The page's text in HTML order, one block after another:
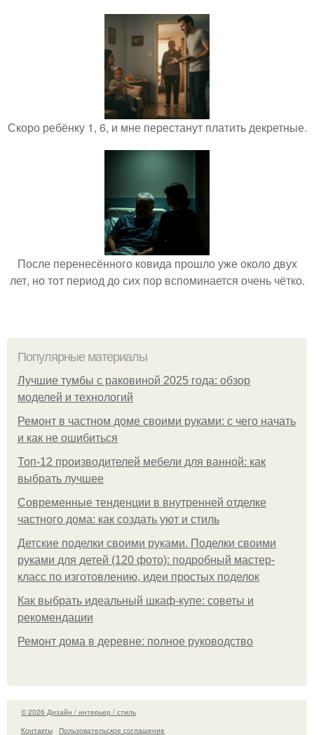
Скоро ребёнку 1, 6, и мне перестанут платить декретные.
После перенесённого ковида прошло уже около двух
лет, но тот период до сих пор вспоминается очень чётко.
Популярные материалы
Лучшие тумбы с раковиной 2025 года: обзор
моделей и технологий
Ремонт в частном доме своими руками: с чего начать
и как не ошибиться
Топ-12 производителей мебели для ванной: как
выбрать лучшее
Современные тенденции в внутренней отделке
частного дома: как создать уют и стиль
Детские поделки своими руками. Поделки своими
руками для детей (120 фото): подробный мастер-
класс по изготовлению, идеи простых поделок
Как выбрать идеальный шкаф-купе: советы и
рекомендации
Ремонт дома в деревне: полное руководство
© 2026 Дизайн / интерьер / стиль
Контакты
Пользовательское соглашение